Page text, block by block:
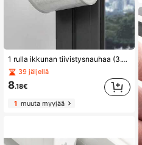
1 rulla ikkunan tiivistysnauhaa (3.15x78 tuumaa) – säänkestävä eristysteippi talveen, vedenpitävä ratkaisu, itsekiinnittyvä vedon estäjä, helppo asennus, korkealaatuinen liima, tuulitiivis oven tiivistys, sopii syksyyn/talveen, jouluun ja uuteenvuoteen
39 jäljellä
8.18€
1muuta myyjää